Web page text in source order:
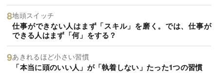
地頭スイッチ
仕事ができない人はまず「スキル」を磨く。では、仕事が
できる人はまず「何」をする？
あきれるほど小さい習慣
「本当に頭のいい人」が「執着しない」たった1つの習慣